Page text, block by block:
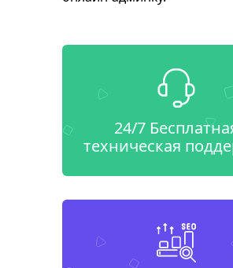
24/7
техническая